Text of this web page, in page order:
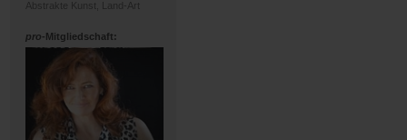
Abstrakte Kunst, Land-Art
pro-Mitgliedschaft: